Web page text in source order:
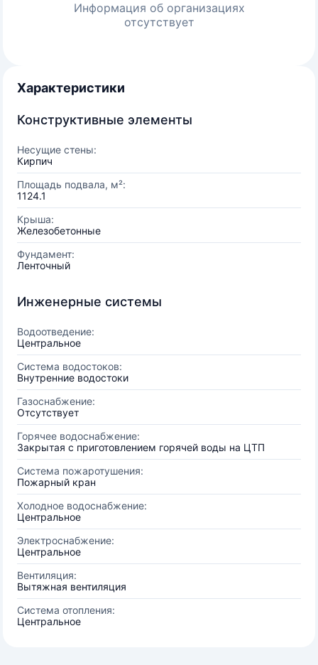
Информация об организациях
отсутствует
Характеристики
Конструктивные элементы
Несущие стены:
Кирпич
Площадь подвала, м²:
1124.1
Крыша:
Железобетонные
Фундамент:
Ленточный
Инженерные системы
Водоотведение:
Центральное
Система водостоков:
Внутренние водостоки
Газоснабжение:
Отсутствует
Горячее водоснабжение:
Закрытая с приготовлением горячей воды на ЦТП
Система пожаротушения:
Пожарный кран
Холодное водоснабжение:
Центральное
Электроснабжение:
Центральное
Вентиляция:
Вытяжная вентиляция
Система отопления:
Центральное